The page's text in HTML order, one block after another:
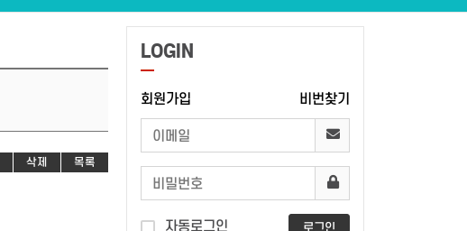
삭제 목록
LOGIN
회원가입 비번찾기
자동로그인 로그인